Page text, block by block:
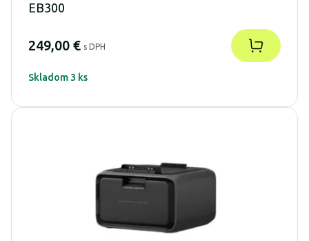
EB300
249,00 € s DPH
Skladom 3 ks